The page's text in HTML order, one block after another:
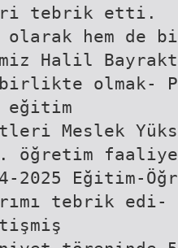
tebrik etti.
hem de
Halil
olmak-
eğitim
Meslek
öğretim
2025 Eğitim-
tebrik